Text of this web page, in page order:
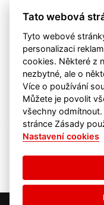
osob...
Tato webová
Tyto webové
personalizaci
cookies. Některé z
nezbytné, ale o
Více o používání
Můžete je povolit
všechny
stránce Zásady
Nastavení cookies